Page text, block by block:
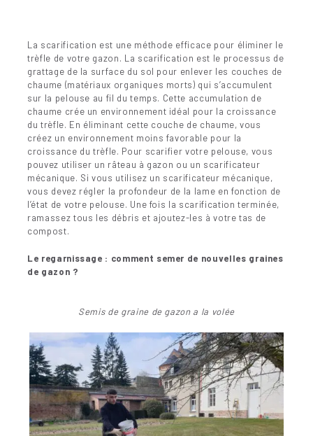
La scarification est une méthode efficace pour éliminer le
trèfle de votre gazon. La scarification est le processus de
grattage de la surface du sol pour enlever les couches de
chaume (matériaux organiques morts) qui s’accumulent
sur la pelouse au fil du temps. Cette accumulation de
chaume crée un environnement idéal pour la croissance
du trèfle. En éliminant cette couche de chaume, vous
créez un environnement moins favorable pour la
croissance du trèfle. Pour scarifier votre pelouse, vous
pouvez utiliser un râteau à gazon ou un scarificateur
mécanique. Si vous utilisez un scarificateur mécanique,
vous devez régler la profondeur de la lame en fonction de
l’état de votre pelouse. Une fois la scarification terminée,
ramassez tous les débris et ajoutez-les à votre tas de
compost.
Le regarnissage : comment semer de nouvelles graines
de gazon ?
Semis de graine de gazon a la volée